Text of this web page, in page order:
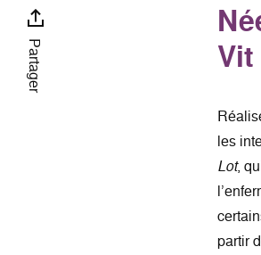
Partager
les
Lot,
partir